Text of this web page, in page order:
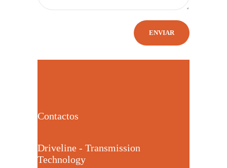
Contactos
Driveline - Transmission
Technology